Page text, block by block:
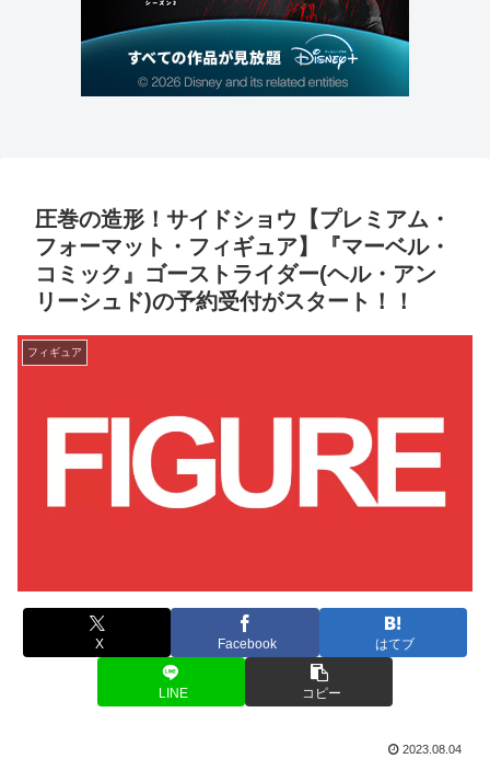
圧巻の造形！サイドショウ【プレミアム・
フォーマット・フィギュア】『マーベル・
コミック』ゴーストライダー(ヘル・アン
リーシュド)の予約受付がスタート！！
フィギュア
X Facebook はてブ
LINE コピー
2023.08.04